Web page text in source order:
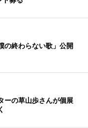
の終わらない歌」公開
ーの草山歩さんが個展